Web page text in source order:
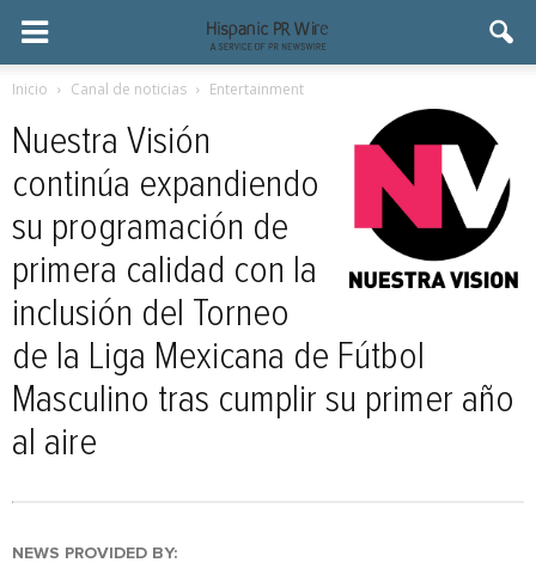
Inicio Canal de noticias Entertainment
Nuestra Visión
continúa expandiendo
su programación de
primera calidad con la
inclusión del Torneo
de la Liga Mexicana de Fútbol
Masculino tras cumplir su primer año
al aire
NEWS PROVIDED BY: